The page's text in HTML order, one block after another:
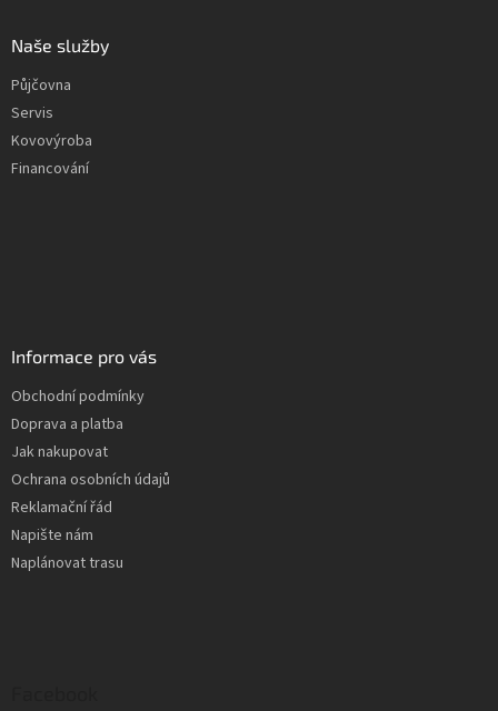
Naše služby
Půjčovna
Servis
Kovovýroba
Financování
Informace pro vás
Obchodní podmínky
Doprava a platba
Jak nakupovat
Ochrana osobních údajů
Reklamační řád
Napište nám
Naplánovat trasu